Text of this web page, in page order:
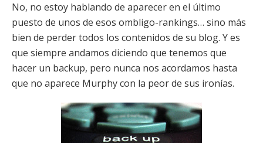
No, no estoy hablando de aparecer en el último
puesto de unos de esos ombligo-rankings… sino más
bien de perder todos los contenidos de su blog. Y es
que siempre andamos diciendo que tenemos que
hacer un backup, pero nunca nos acordamos hasta
que no aparece Murphy con la peor de sus ironías.